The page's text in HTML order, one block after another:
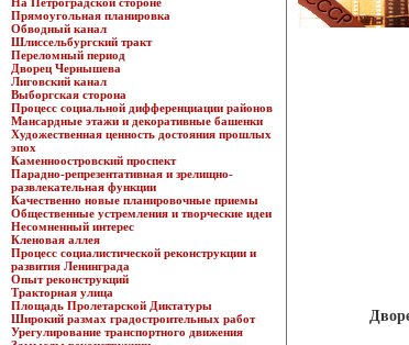
Прямоугольная планировка
Обводный канал
Шлиссельбургский тракт
Переломный период
Дворец Чернышева
Лиговский канал
Выборгская сторона
Процесс социальной дифференциации районов
Мансардные этажи и декоративные башенки
Художественная ценность достояния прошлых
эпох
Каменноостровский проспект
Парадно-репрезентативная и зрелищно-
развлекательная функции
Качественно новые планировочные приемы
Общественные устремления и творческие идеи
Несомненный интерес
Кленовая аллея
Процесс социалистической реконструкции и
развития Ленинграда
Опыт реконструкций
Тракторная улица
Площадь Пролетарской Диктатуры
Широкий размах градостроительных работ
Урегулирование транспортного движения